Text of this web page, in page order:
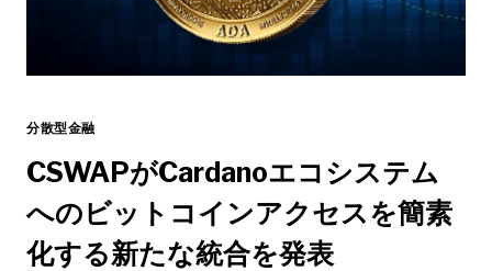
分散型金融
CSWAPがCardanoエコシステム
へのビットコインアクセスを簡素
化する新たな統合を発表